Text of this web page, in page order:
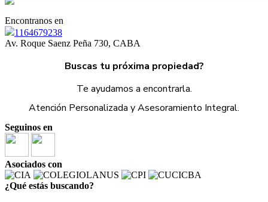
Encontranos en
1164679238
Av. Roque Saenz Peña 730, CABA
Buscas tu próxima propiedad?
Te ayudamos a encontrarla.
Atención Personalizada y Asesoramiento Integral.
Seguinos en
Asociados con
¿Qué estás buscando?